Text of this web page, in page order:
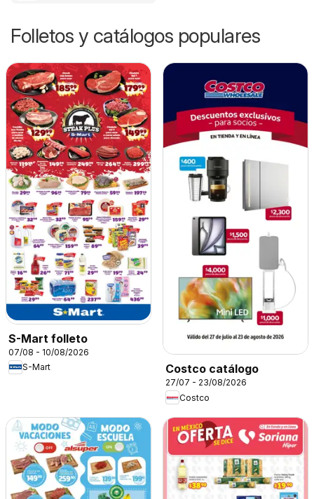
Folletos y catálogos populares
S-Mart folleto
07/08 - 10/08/2026
S-Mart
Costco catálogo
27/07 - 23/08/2026
Costco